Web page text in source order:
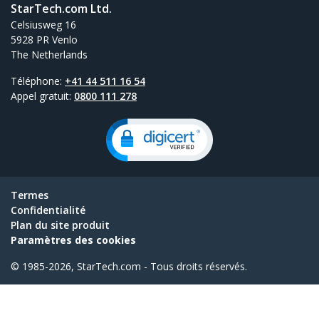
StarTech.com Ltd.
Celsiusweg 16
5928 PR Venlo
The Netherlands
Téléphone: +41 44 511 16 54
Appel gratuit: 0800 111 278
Termes
Confidentialité
Plan du site produit
Paramètres des cookies
© 1985-2026, StarTech.com - Tous droits réservés.